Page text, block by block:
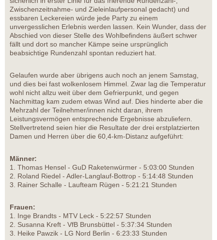
Zwischenzeitnahme- und Zieleinlaufpersonal gedacht) und
essbaren Leckereien würde jede Party zu einem
unvergesslichen Erlebnis werden lassen. Kein Wunder, dass der
Abschied von dieser Stelle des Wohlbefindens äußert schwer
fällt und dort so mancher Kämpe seine ursprünglich
beabsichtige Rundenzahl spontan reduziert hat.
Gelaufen wurde aber übrigens auch noch an jenem Samstag,
und dies bei fast wolkenlosem Himmel. Zwar lag die Temperatur
wohl nicht allzu weit über dem Gefrierpunkt, und gegen
Nachmittag kam zudem etwas Wind auf. Dies hinderte aber die
Mehrzahl der Teilnehmer/innen nicht daran, ihrem
Leistungsvermögen entsprechende Ergebnisse abzuliefern.
Stellvertretend seien hier die Resultate der drei erstplatzierten
Damen und Herren über die 60,4-km-Distanz aufgeführt:
Männer:
1. Thomas Hensel - GuD Raketenwürmer - 5:03:00 Stunden
2. Roland Riedel - Adler-Langlauf-Bottrop - 5:14:48 Stunden
3. Rainer Schalle - Laufteam Rügen - 5:21:21 Stunden
Frauen:
1. Inge Brandts - MTV Leck - 5:22:57 Stunden
2. Susanna Kreft - VfB Brunsbüttel - 5:37:34 Stunden
3. Heike Pawzik - LG Nord Berlin - 6:23:33 Stunden